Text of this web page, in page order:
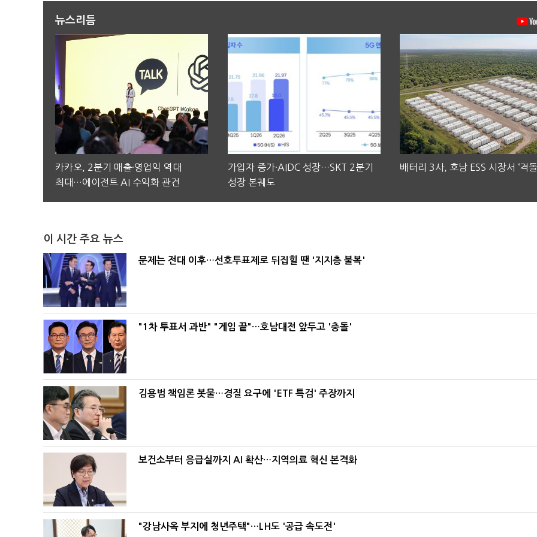
뉴스리듬
카카오, 2분기 매출·영업익 역대
최대…에이전트 AI 수익화 관건
가입자 증가·AIDC 성장…SKT 2분기
성장 본궤도
배터리 3사, 호남 ESS 시장서 ‘격돌
이 시간 주요 뉴스
문제는 전대 이후…선호투표제로 뒤집힐 땐 '지지층 불복'
"1차 투표서 과반" "게임 끝"…호남대전 앞두고 '충돌'
김용범 책임론 봇물…경질 요구에 'ETF 특검' 주장까지
보건소부터 응급실까지 AI 확산…지역의료 혁신 본격화
"강남사옥 부지에 청년주택"…LH도 '공급 속도전'